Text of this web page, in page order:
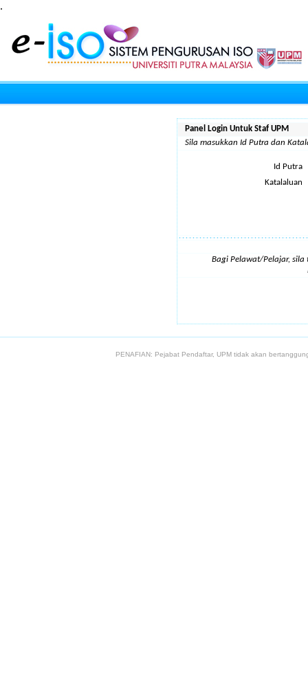
.
Panel Login Untuk Staf UPM
Sila masukkan Id Putra dan
Id Putra
Katalaluan
Bagi Pelawat/Pelajar,
PENAFIAN: Pejabat Pendaftar, UPM tidak akan